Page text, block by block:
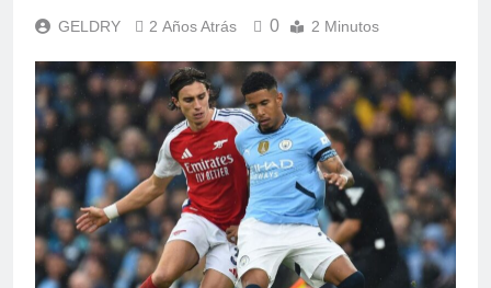
GELDRY 2 Años Atrás 0 2 Minutos